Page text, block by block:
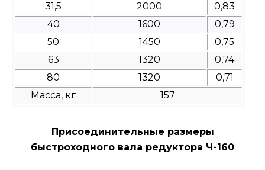
31,5
2000
0,83
40
1600
0,79
50
1450
0,75
63
1320
0,74
80
1320
0,71
Масса, кг
157
Присоединительные размеры
быстроходного вала редуктора Ч-160